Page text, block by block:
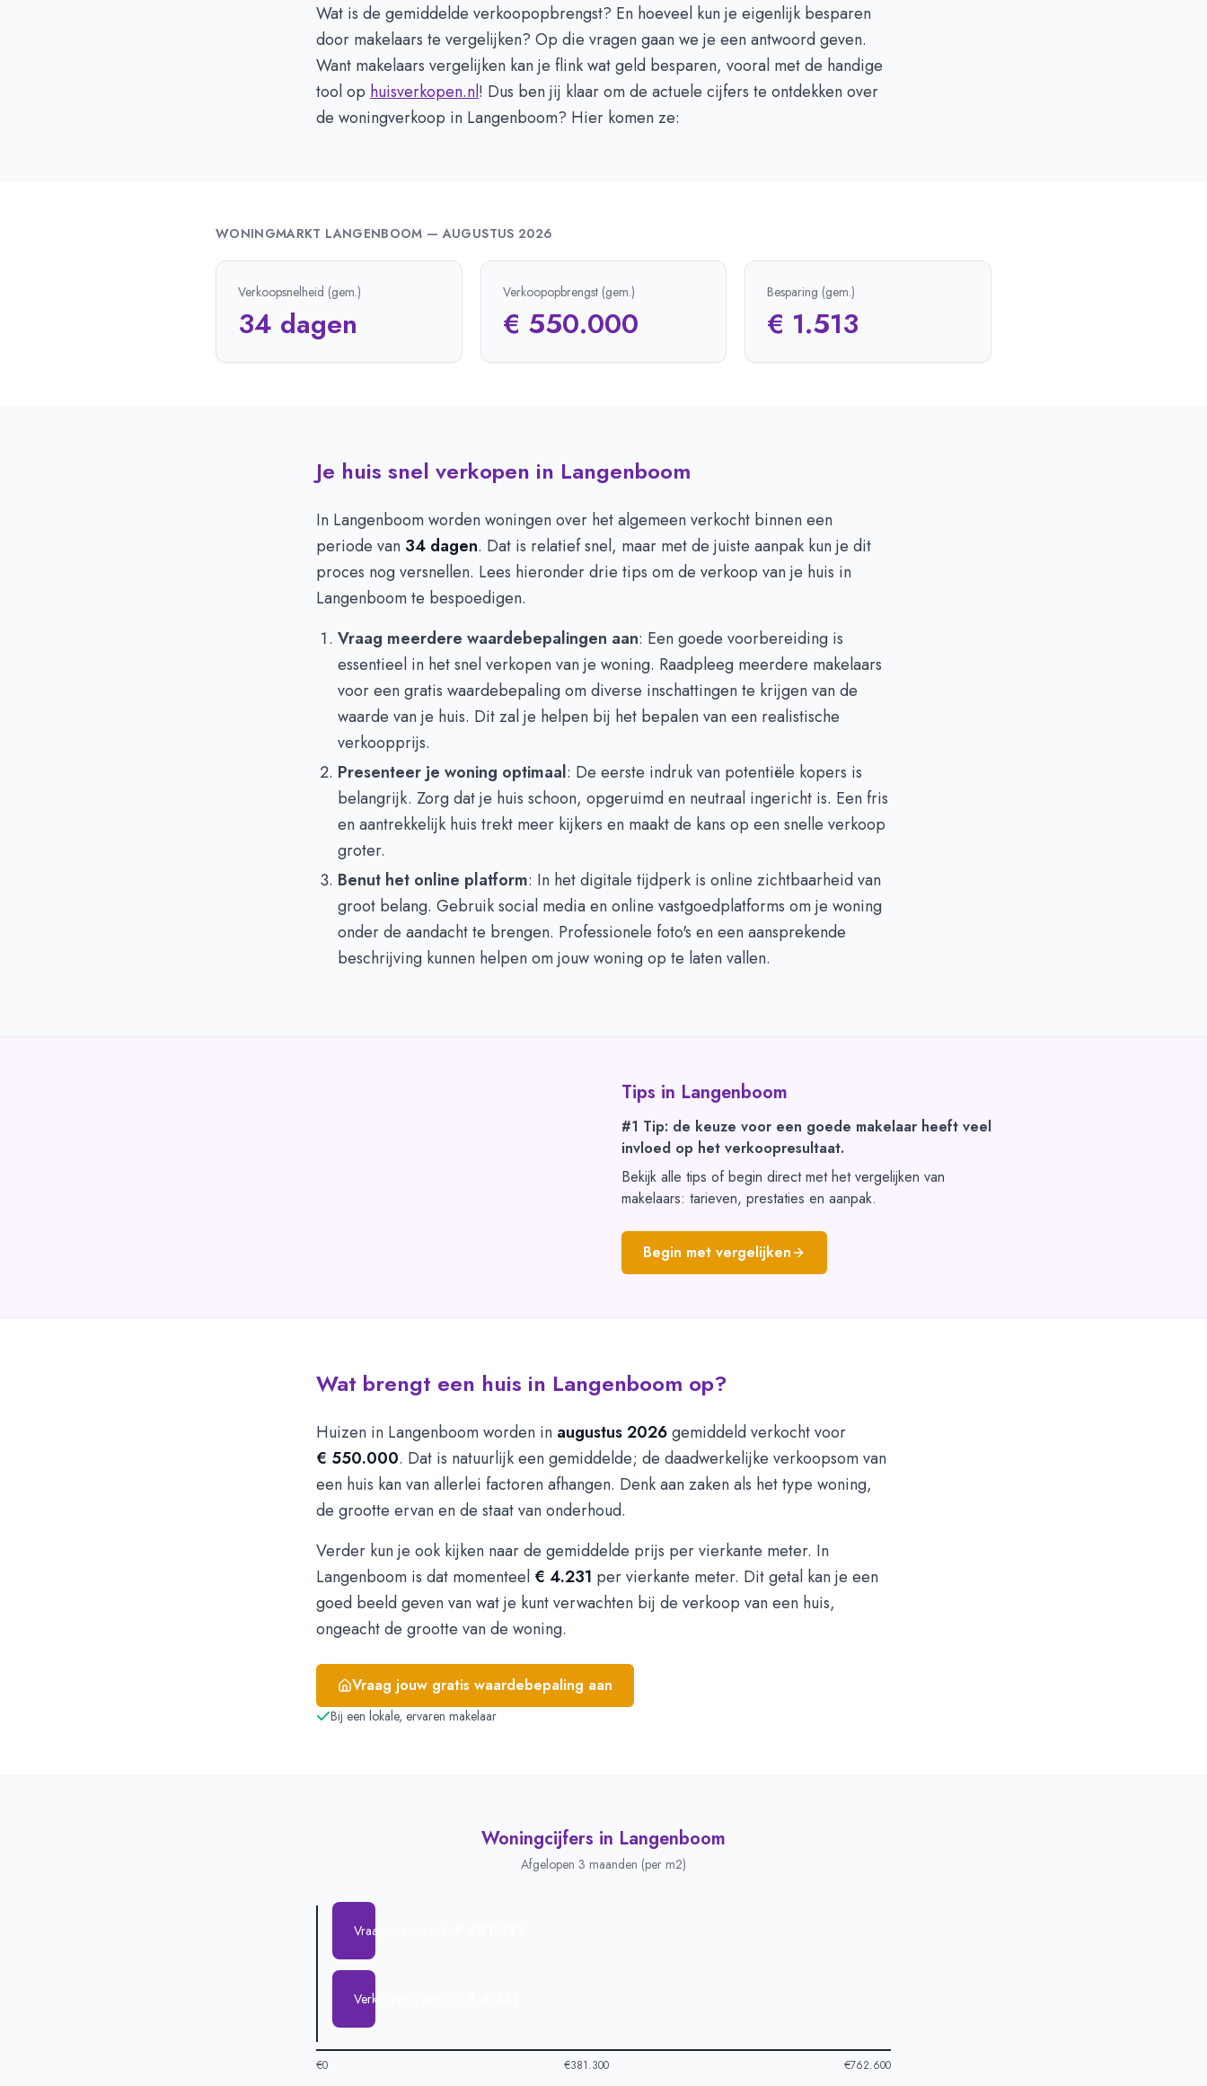
Wat is de gemiddelde verkoopopbrengst? En hoeveel kun je eigenlijk besparen
door makelaars te vergelijken? Op die vragen gaan we je een antwoord geven.
Want makelaars vergelijken kan je flink wat geld besparen, vooral met de handige
tool op huisverkopen.nl! Dus ben jij klaar om de actuele cijfers te ontdekken over
de woningverkoop in Langenboom? Hier komen ze:
WONINGMARKT LANGENBOOM —AUGUSTUS 2026
Verkoopsnelheid (gem.)
34 dagen
Verkoopopbrengst (gem.)
€ 550.000
Besparing (gem.)
€ 1.513
Je huis snel verkopen in Langenboom
In Langenboom worden woningen over het algemeen verkocht binnen een
periode van 34 dagen. Dat is relatief snel, maar met de juiste aanpak kun je dit
proces nog versnellen. Lees hieronder drie tips om de verkoop van je huis in
Langenboom te bespoedigen.
Vraag meerdere waardebepalingen aan: Een goede voorbereiding is
essentieel in het snel verkopen van je woning. Raadpleeg meerdere makelaars
voor een gratis waardebepaling om diverse inschattingen te krijgen van de
waarde van je huis. Dit zal je helpen bij het bepalen van een realistische
verkoopprijs.
Presenteer je woning optimaal: De eerste indruk van potentiële kopers is
belangrijk. Zorg dat je huis schoon, opgeruimd en neutraal ingericht is. Een fris
en aantrekkelijk huis trekt meer kijkers en maakt de kans op een snelle verkoop
groter.
Benut het online platform: In het digitale tijdperk is online zichtbaarheid van
groot belang. Gebruik social media en online vastgoedplatforms om je woning
onder de aandacht te brengen. Professionele foto's en een aansprekende
beschrijving kunnen helpen om jouw woning op te laten vallen.
Tips in Langenboom
#1 Tip: de keuze voor een goede makelaar heeft veel
invloed op het verkoopresultaat.
Bekijk alle tips of begin direct met het vergelijken van
makelaars: tarieven, prestaties en aanpak.
Begin met vergelijken
Wat brengt een huis in Langenboom op?
Huizen in Langenboom worden in augustus 2026gemiddeld verkocht voor
€ 550.000. Dat is natuurlijk een gemiddelde; de daadwerkelijke verkoopsom van
een huis kan van allerlei factoren afhangen. Denk aan zaken als het type woning,
de grootte ervan en de staat van onderhoud.
Verder kun je ook kijken naar de gemiddelde prijs per vierkante meter. In
Langenboom is dat momenteel € 4.231 per vierkante meter. Dit getal kan je een
goed beeld geven van wat je kunt verwachten bij de verkoop van een huis,
ongeacht de grootte van de woning.
Vraag jouw gratis waardebepaling aan
Bij een lokale, ervaren makelaar
Woningcijfers in Langenboom
Afgelopen 3 maanden (per m2)
Vraagprijs per m2
Verkoopprijs per m2
€0 €381.300 €762.600